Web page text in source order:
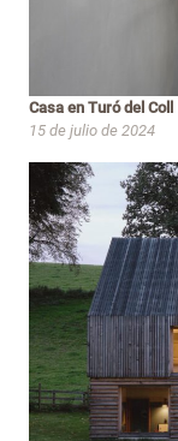
Casa en Turó del Coll
15 de julio de 2024